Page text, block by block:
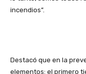
incendios”.
Destacó que en la
elementos: el primero